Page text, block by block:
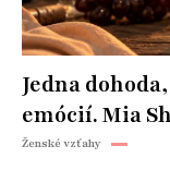
Jedna
emócií. Mia
Ženské vzťahy